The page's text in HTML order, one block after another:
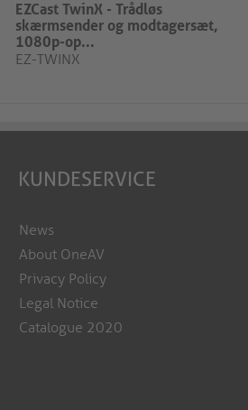
EZCast TwinX - Trådløs
skærmsender og modtagersæt,
1080p-op...
EZ-TWINX
KUNDESERVICE
News
About OneAV
Privacy Policy
Legal Notice
Catalogue 2020